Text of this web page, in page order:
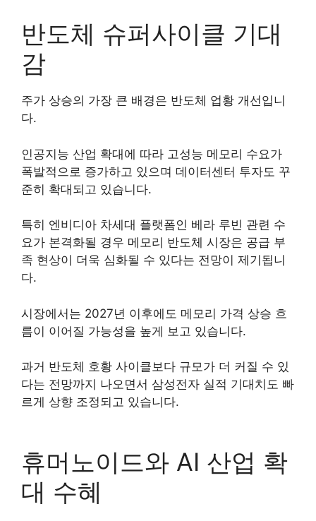
반도체 슈퍼사이클 기대
감
주가 상승의 가장 큰 배경은 반도체 업황 개선입니
다.
인공지능 산업 확대에 따라 고성능 메모리 수요가
폭발적으로 증가하고 있으며 데이터센터 투자도 꾸
준히 확대되고 있습니다.
특히 엔비디아 차세대 플랫폼인 베라 루빈 관련 수
요가 본격화될 경우 메모리 반도체 시장은 공급 부
족 현상이 더욱 심화될 수 있다는 전망이 제기됩니
다.
시장에서는 2027년 이후에도 메모리 가격 상승 흐
름이 이어질 가능성을 높게 보고 있습니다.
과거 반도체 호황 사이클보다 규모가 더 커질 수 있
다는 전망까지 나오면서 삼성전자 실적 기대치도 빠
르게 상향 조정되고 있습니다.
휴머노이드와 AI 산업 확
대 수혜